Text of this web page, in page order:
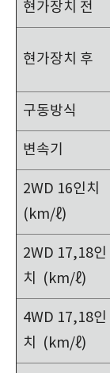
현가장치 전
현가장치 후
구동방식
변속기
2WD 16인치
(km/ℓ)
2WD 17,18인
치 (km/ℓ)
4WD 17,18인
치 (km/ℓ)